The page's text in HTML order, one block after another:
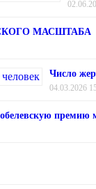
МАСШТАБА
Число
04.03.2026
премию